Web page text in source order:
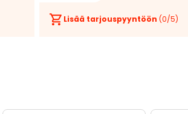
Lisää tarjouspyyntöön (0/5)